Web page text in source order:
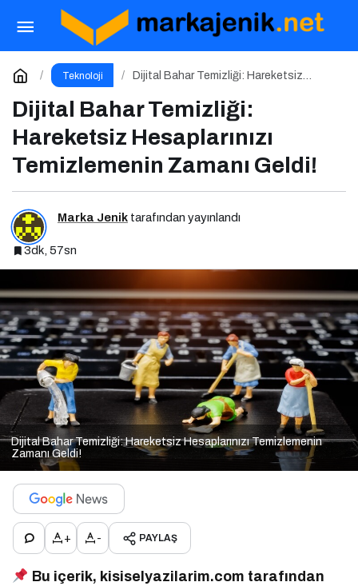
Teknoloji
Dijital Bahar Temizliği: Hareketsiz
Geldi!
Dijital Bahar Temizliği:
Hareketsiz Hesaplarınızı
Temizlemenin Zamanı Geldi!
Marka Jenik tarafından yayınlandı
3dk, 57sn
Dijital Bahar Temizliği: Hareketsiz Hesaplarınızı Temizlemenin
Zamanı Geldi!
+ - PAYLAŞ
Bu içerik, kisiselyazilarim.com tarafından
Android Telefonlar İçin En İyi Güvenlik
Uygulamaları
Yorum Yap